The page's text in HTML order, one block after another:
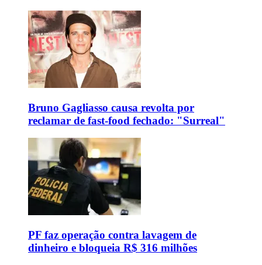
Bruno Gagliasso causa revolta por
reclamar de fast-food fechado: "Surreal"
PF faz operação contra lavagem de
dinheiro e bloqueia R$ 316 milhões